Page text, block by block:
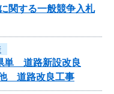
する一般競争入札
単 道路新設改良
道路改良工事